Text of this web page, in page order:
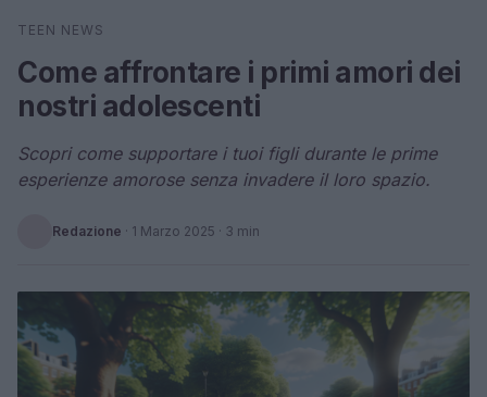
Cerca
TEEN NEWS
Come affrontare i primi amori dei
nostri adolescenti
Scopri come supportare i tuoi figli durante le prime
esperienze amorose senza invadere il loro spazio.
Redazione · 1 Marzo 2025 · 3 min